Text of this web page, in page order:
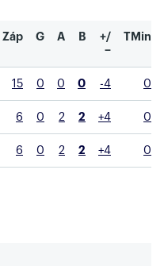
Záp G A B
+/
−
TMin
15 0 0 0 -4 0
6 0 2 2 +4 0
6 0 2 2 +4 0